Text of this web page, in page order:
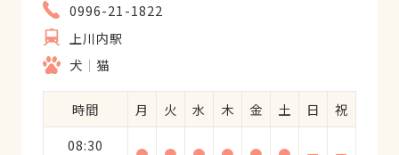
0996-21-1822
上川内駅
犬
猫
時間 月 火 水 木 金 土 日
祝
08:30